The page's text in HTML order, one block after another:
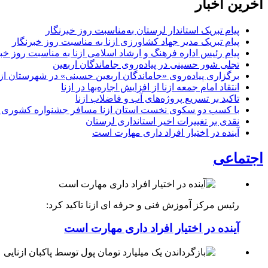
آخرین اخبار
پیام تبریک استاندار لرستان به‌مناسبت روز خبرنگار
پیام تبریک مدیر جهاد کشاورزی ازنا به مناسبت روز خبرنگار
پیام رئیس اداره فرهنگ و ارشاد اسلامی ازنا به مناسبت روز
تجلی شور حسینی در پیاده‌روی جاماندگان اربعین
برگزاری پیاده‌روی «جاماندگان اربعین حسینی» در شهرستان
انتقاد امام جمعه ازنا از افزایش اجاره‌بها در ازنا
تاکید بر تسریع پروژه‌های آب و فاضلاب ازنا
با کسب دو سکوی نخست استان ازنا مسافر جشنواره کشوری
نقدی بر تغییرات اخیر استانداری لرستان
آینده در اختیار افراد داری مهارت است
اجتماعی
رئیس مرکز آموزش فنی و حرفه ای ازنا تاکید کرد:
آینده در اختیار افراد داری مهارت است